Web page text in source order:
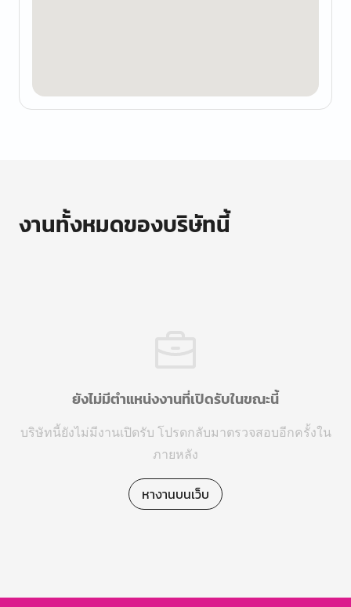
งานทั้งหมดของบริษัทนี้
ยังไม่มีตำแหน่งงานที่เปิดรับในขณะนี้
บริษัทนี้ยังไม่มีงานเปิดรับ โปรดกลับมาตรวจสอบอีกครั้งใน
ภายหลัง
หางานบนเว็บ